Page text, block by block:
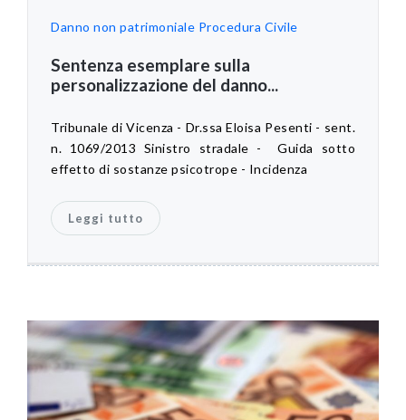
Danno non patrimoniale Procedura Civile
Sentenza esemplare sulla
personalizzazione del danno...
Tribunale di Vicenza - Dr.ssa Eloisa Pesenti - sent.
n. 1069/2013 Sinistro stradale - Guida sotto
effetto di sostanze psicotrope - Incidenza
Leggi tutto